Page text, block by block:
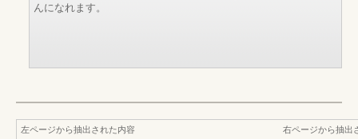
んになれます。
左ページから抽出された内容
右ページから抽出